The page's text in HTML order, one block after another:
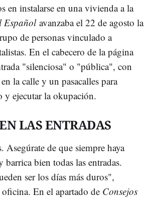
en instalarse en una vivienda a la
Españolavanzaba el 22 de agosto la
de personas vinculado a
En el cabecero de la página
"silenciosa" o "pública", con
la calle y un pasacalles para
y ejecutar la okupación.
LAS ENTRADAS
Asegúrate de que siempre haya
barrica bien todas las entradas.
ser los días más duros",
En el apartado de Consejos